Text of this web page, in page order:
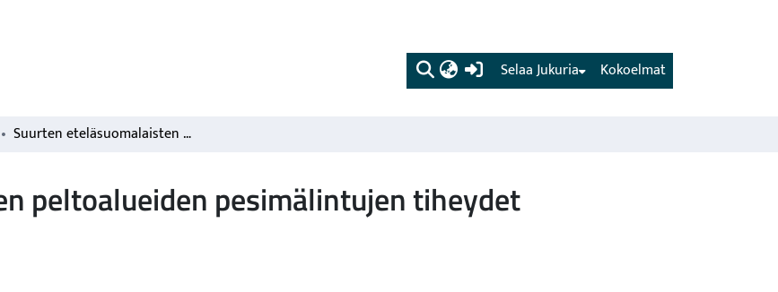
(current) Kokoelmat
Selaa Jukuria
Suurten eteläsuomalaisten peltoalueiden pesimälintujen tiheydet
peltoalueiden pesimälintujen tiheydet